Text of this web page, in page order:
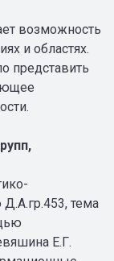
возможность
и областях.
представить
тема
Е.Г.